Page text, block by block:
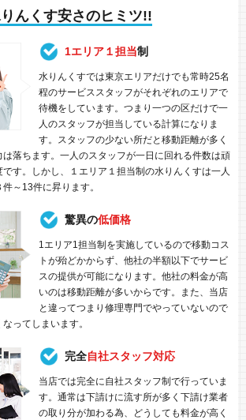
んくす安さのヒミツ!!
1エリア１担当制
水りんくすでは東京エリアだけでも常時25名
程のサービススタッフがそれぞれのエリアで
待機をしています。つまり一つの区だけで一
人のスタッフが担当している計算になりま
す。スタッフの少ない所だと移動距離が多く
落ちます。一人のスタッフが一日に回れる件数は頑
す。しかし、１エリア１担当制の水りんくすは一人
～13件に昇ります。
驚異の低価格
1エリア1担当制を実施しているので移動コス
トが殆どかからず、他社の半額以下でサービ
スの提供が可能になります。他社の料金が高
いのは移動距離が多いからです。また、当店
と違ってつまり修理専門でやっていないので
ってしまいます。
完全自社スタッフ対応
当店では完全に自社スタッフ制で行っていま
す。通常は下請けに流す所が多く下請け業者
の取り分が加わる為、どうしても料金が高く